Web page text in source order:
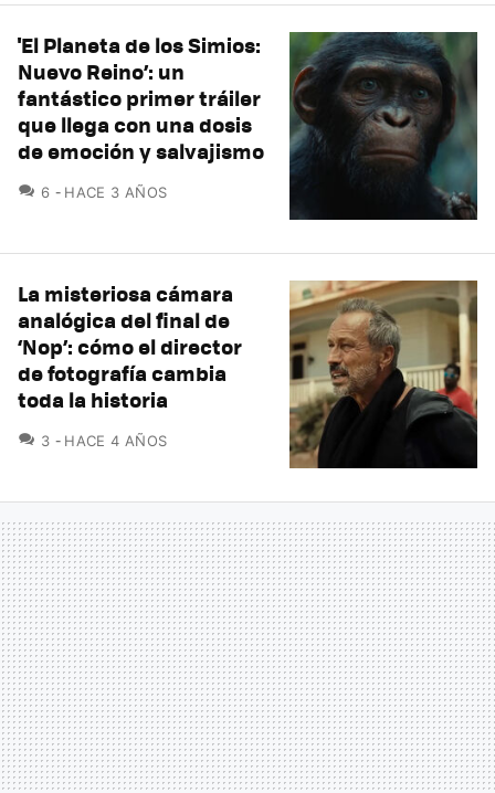
'El Planeta de los Simios:
Nuevo Reino’: un
fantástico primer tráiler
que llega con una dosis
de emoción y salvajismo
6 COMENTARIOS
HACE 3 AÑOS
La misteriosa cámara
analógica del final de
‘Nop’: cómo el director
de fotografía cambia
toda la historia
3 COMENTARIOS
HACE 4 AÑOS